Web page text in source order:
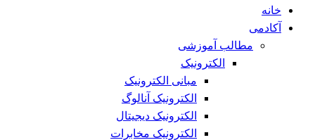
خانه
آکادمی
مطالب آموزشی
الکترونیک
مبانی الکترونیک
الکترونیک آنالوگ
الکترونیک دیجیتال
الکترونیک مخابرات